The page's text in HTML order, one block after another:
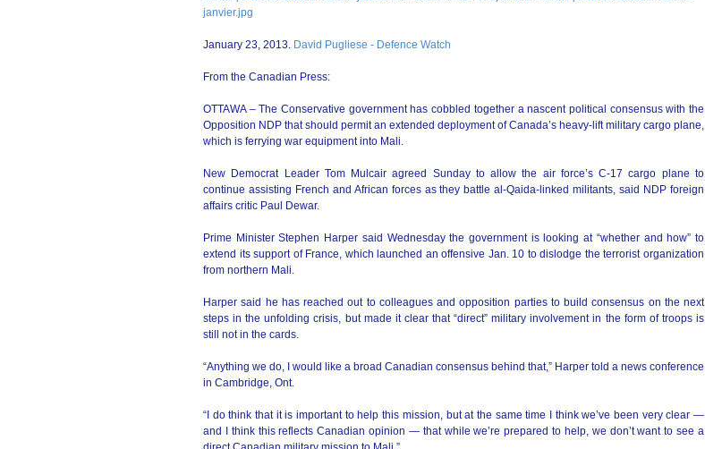
January 23, 2013. David Pugliese - Defence Watch
From the Canadian Press:
OTTAWA – The Conservative government has cobbled together a nascent political consensus with the
Opposition NDP that should permit an extended deployment of Canada’s heavy-lift military cargo plane,
which is ferrying war equipment into Mali.
New Democrat Leader Tom Mulcair agreed Sunday to allow the air force’s C-17 cargo plane to
continue assisting French and African forces as they battle al-Qaida-linked militants, said NDP foreign
affairs critic Paul Dewar.
Prime Minister Stephen Harper said Wednesday the government is looking at “whether and how” to
extend its support of France, which launched an offensive Jan. 10 to dislodge the terrorist organization
from northern Mali.
Harper said he has reached out to colleagues and opposition parties to build consensus on the next
steps in the unfolding crisis, but made it clear that “direct” military involvement in the form of troops is
still not in the cards.
“Anything we do, I would like a broad Canadian consensus behind that,” Harper told a news conference
in Cambridge, Ont.
“I do think that it is important to help this mission, but at the same time I think we’ve been very clear —
and I think this reflects Canadian opinion — that while we’re prepared to help, we don’t want to see a